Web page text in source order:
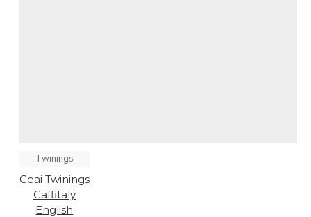
Twinings
Ceai Twinings
Caffitaly
English